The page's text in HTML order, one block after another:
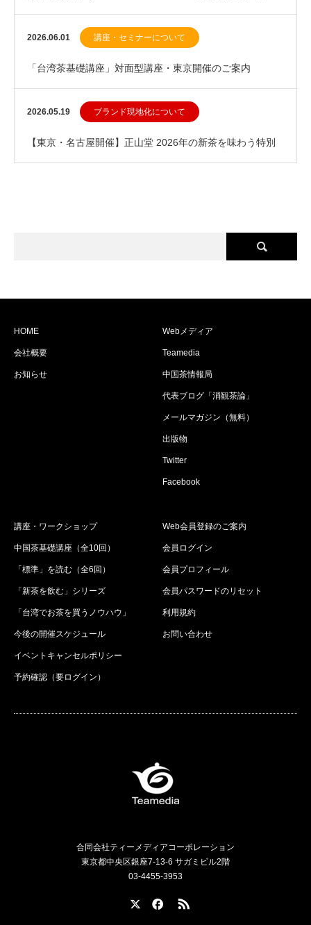
（2026年6月上旬）
2026.06.01 講座・セミナーについて
「台湾茶基礎講座」対面型講座・東京開催のご案内
2026.05.19 ブランド現地化について
【東京・名古屋開催】正山堂 2026年の新茶を味わう特別
HOME
会社概要
お知らせ
Webメディア
Teamedia
中国茶情報局
代表ブログ「消観茶論」
メールマガジン（無料）
出版物
Twitter
Facebook
講座・ワークショップ
中国茶基礎講座（全10回）
「標準」を読む（全6回）
「新茶を飲む」シリーズ
「台湾でお茶を買うノウハウ」
今後の開催スケジュール
イベントキャンセルポリシー
予約確認（要ログイン）
Web会員登録のご案内
会員ログイン
会員プロフィール
会員パスワードのリセット
利用規約
お問い合わせ
合同会社ティーメディアコーポレーション
東京都中央区銀座7-13-6 サガミビル2階
03-4455-3953